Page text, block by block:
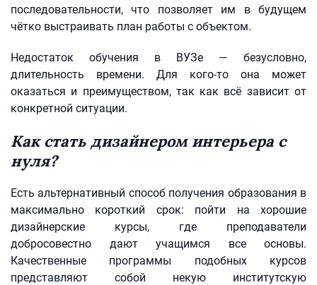
последовательности, что позволяет им в будущем
чётко выстраивать план работы с объектом.
Недостаток обучения в ВУЗе — безусловно,
длительность времени. Для кого-то она может
оказаться и преимуществом, так как всё зависит от
конкретной ситуации.
Как стать дизайнером интерьера с
нуля?
Есть альтернативный способ получения образования в
максимально короткий срок: пойти на хорошие
дизайнерские курсы, где преподаватели
добросовестно дают учащимся все основы.
Качественные программы подобных курсов
представляют собой некую институтскую